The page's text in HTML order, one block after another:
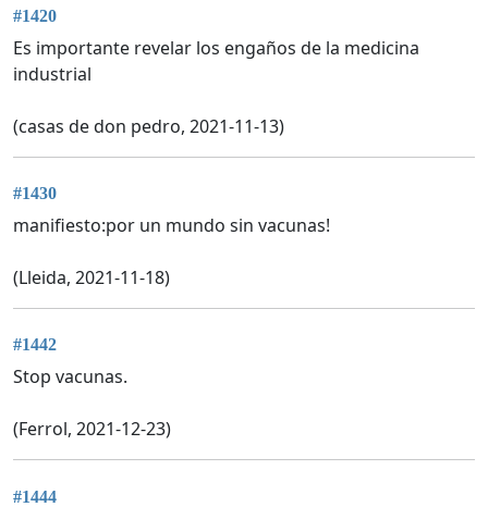
#1420
Es importante revelar los engaños de la medicina
industrial
(casas de don pedro, 2021-11-13)
#1430
manifiesto:por un mundo sin vacunas!
(Lleida, 2021-11-18)
#1442
Stop vacunas.
(Ferrol, 2021-12-23)
#1444